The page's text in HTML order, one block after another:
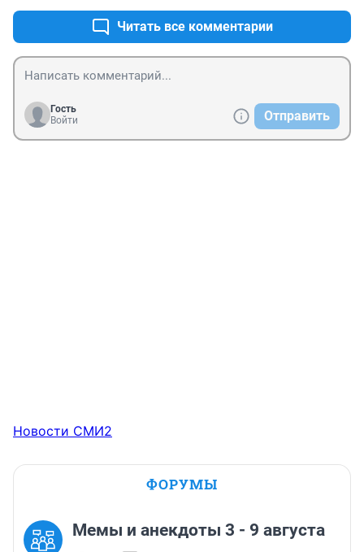
Читать все комментарии
Гость
Войти
Отправить
Новости СМИ2
ФОРУМЫ
Мемы и анекдоты 3 - 9 августа